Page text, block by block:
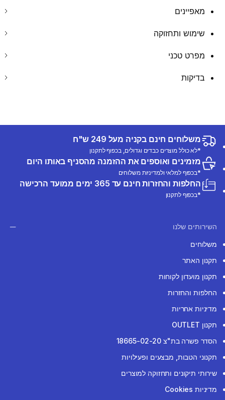
מאפיינים
שימוש ותחזוקה
מפרט טכני
בדיקות
משלוחים חינם בקניה מעל 249 ש"ח
*לא כולל מוצרים כבדים וגדולים, בכפוף לתקנון
מזמינים ואוספים את ההזמנה מהסניף באותו היום
*בכפוף למלאי ולמדיניות משלוחים
החלפות והחזרות חינם עד 365 ימים ממועד הרכישה
*בכפוף לתקנון
השירותים שלנו
משלוחים
תקנון האתר
תקנון מועדון לקוחות
החלפות והחזרות
מדיניות אחריות
תקנון OUTLET
הסדר פשרה בת"צ 18665-02-20
תקנוני הטבות, מבצעים ופעילויות
שירותי תיקונים ותחזוקה למוצרים
מדיניות Cookies